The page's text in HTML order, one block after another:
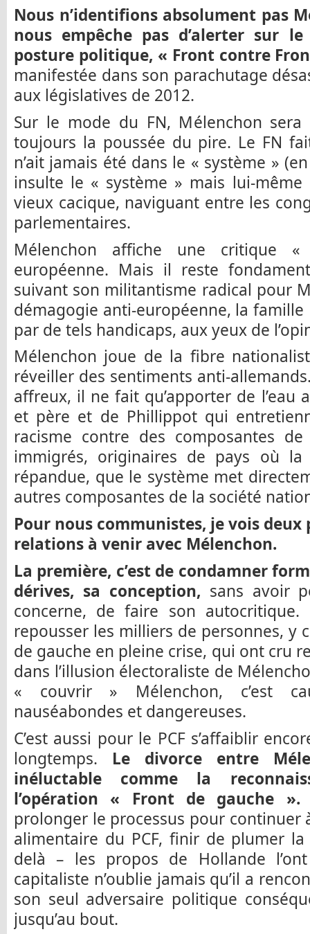
Nous n’identifions absolument pas
nous empêche pas d’alerter sur le
posture politique, « Front contre
manifestée dans son parachutage
aux législatives de 2012.
Sur le mode du FN, Mélenchon
toujours la poussée du pire. Le FN
n’ait jamais été dans le « système »
insulte le « système » mais lui-
vieux cacique, naviguant entre les
parlementaires.
Mélenchon affiche une critique
européenne. Mais il reste
suivant son militantisme radical pour
démagogie anti-européenne, la famille
par de tels handicaps, aux yeux de
Mélenchon joue de la fibre
réveiller des sentiments anti-
affreux, il ne fait qu’apporter de l’eau
et père et de Phillippot qui
racisme contre des composantes
immigrés, originaires de pays où
répandue, que le système met
autres composantes de la société
Pour nous communistes, je vois
relations à venir avec Mélenchon.
La première, c’est de condamner
dérives, sa conception, sans avoir
concerne, de faire son
repousser les milliers de personnes, y
de gauche en pleine crise, qui ont cru
dans l’illusion électoraliste de
« couvrir » Mélenchon, c’est
nauséabondes et dangereuses.
C’est aussi pour le PCF s’affaiblir
longtemps. Le divorce entre
inéluctable comme la
l’opération « Front de gauche ».
prolonger le processus pour continuer
alimentaire du PCF, finir de plumer
delà – les propos de Hollande
capitaliste n’oublie jamais qu’il a
son seul adversaire politique
jusqu’au bout.